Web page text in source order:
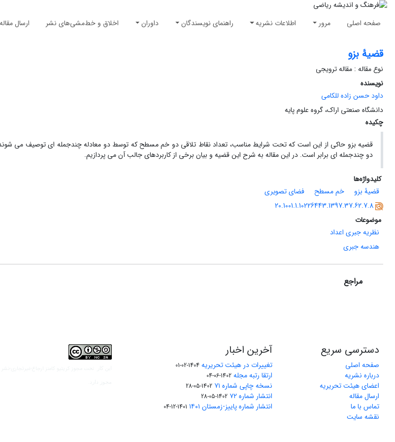
صفحه اصلی مرور اطلاعات نشریه راهنمای نویسندگان داوران اخلاق و خط‌مشی‌های نشر ارسال مقاله
قضیۀ بزو
نوع مقاله : مقاله ترویجی
نویسنده
داود حسن زاده للکامی
دانشگاه صنعتی اراک، گروه علوم پایه
چکیده
قضیه بزو حاکی از این است که تحت شرایط مناسب، تعداد نقاط تلاقی دو خم مسطح که توسط دو معادله چندجمله ای توصیف می
دو چندجمله ای برابر است. در این مقاله به شرح این قضیه و بیان برخی از کاربردهای جالب آن می پردازیم.
کلیدواژه‌ها
قضیۀ بزو
خم مسطح
فضای تصویری
20.1001.1.10226443.1397.37.62.7.8
موضوعات
نظریه جبری اعداد
هندسه جبری
مراجع
دسترسی سریع
صفحه اصلی
درباره نشریه
اعضای هیئت تحریریه
ارسال مقاله
تماس با ما
نقشه سایت
آخرین اخبار
تغییرات در هیئت تحریریه 1404-02-01
ارتقا رتبه مجله 1402-06-04
نسخه چاپی شماره ۷۱ 1402-05-28
انتشار شماره ۷۲ 1402-05-28
انتشار شماره پاییز-زمستان ۱۴۰۱ 1401-12-04